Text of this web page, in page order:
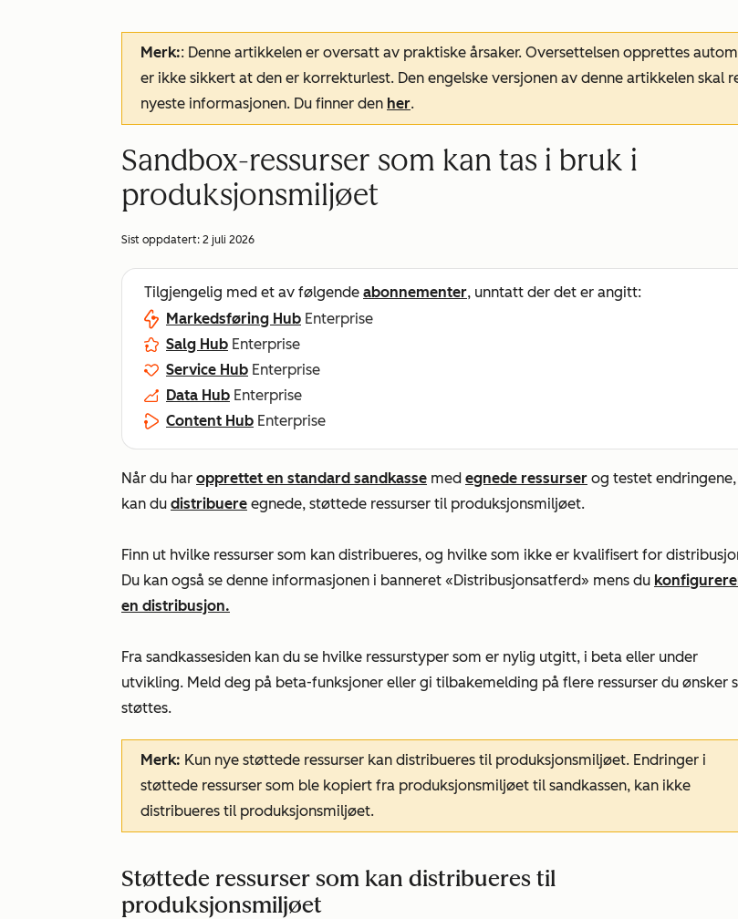
Merk:: Denne artikkelen er oversatt av praktiske årsaker. Oversettelsen opprettes
er ikke sikkert at den er korrekturlest. Den engelske versjonen av denne artikkelen skal
nyeste informasjonen. Du finner den her.
Sandbox-ressurser som kan tas i bruk i
produksjonsmiljøet
Sist oppdatert: 2 juli 2026
Tilgjengelig med et av følgende abonnementer, unntatt der det er angitt:
Markedsføring Hub Enterprise
Salg Hub Enterprise
Service Hub Enterprise
Data Hub Enterprise
Content Hub Enterprise
Når du har opprettet en standard sandkasse med egnede ressurser og testet endringene,
kan du distribuere egnede, støttede ressurser til produksjonsmiljøet.
Finn ut hvilke ressurser som kan distribueres, og hvilke som ikke er kvalifisert for
Du kan også se denne informasjonen i banneret «Distribusjonsatferd» mens du
en distribusjon.
Fra sandkassesiden kan du se hvilke ressurstyper som er nylig utgitt, i beta eller under
utvikling. Meld deg på beta-funksjoner eller gi tilbakemelding på flere ressurser du ønsker
støttes.
Merk: Kun nye støttede ressurser kan distribueres til produksjonsmiljøet. Endringer i
støttede ressurser som ble kopiert fra produksjonsmiljøet til sandkassen, kan ikke
distribueres til produksjonsmiljøet.
Støttede ressurser som kan distribueres til
produksjonsmiljøet